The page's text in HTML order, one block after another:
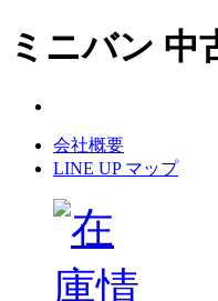
ミニバン 中
会社概要
LINE UP マップ